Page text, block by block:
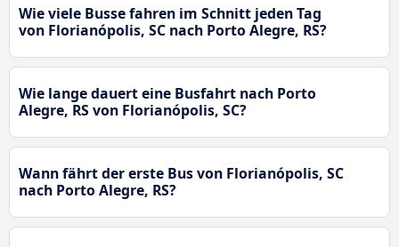
Wie viele Busse fahren im Schnitt jeden Tag
von Florianópolis, SC nach Porto Alegre, RS?
Wie lange dauert eine Busfahrt nach Porto
Alegre, RS von Florianópolis, SC?
Wann fährt der erste Bus von Florianópolis, SC
nach Porto Alegre, RS?